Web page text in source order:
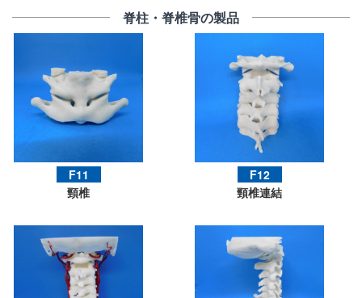
脊柱・脊椎骨の製品
F11
頸椎
F12
頸椎連結